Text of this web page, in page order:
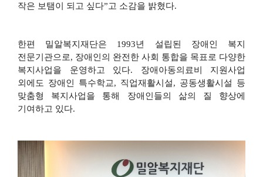
작은 보탬이 되고 싶다”고 소감을 밝혔다.
한편 밀알복지재단은 1993년 설립된 장애인 복지
전문기관으로, 장애인의 완전한 사회 통합을 목표로 다양한
복지사업을 운영하고 있다. 장애아동의료비 지원사업
외에도 장애인 특수학교, 직업재활시설, 공동생활시설 등
맞춤형 복지사업을 통해 장애인들의 삶의 질 향상에
기여하고 있다.